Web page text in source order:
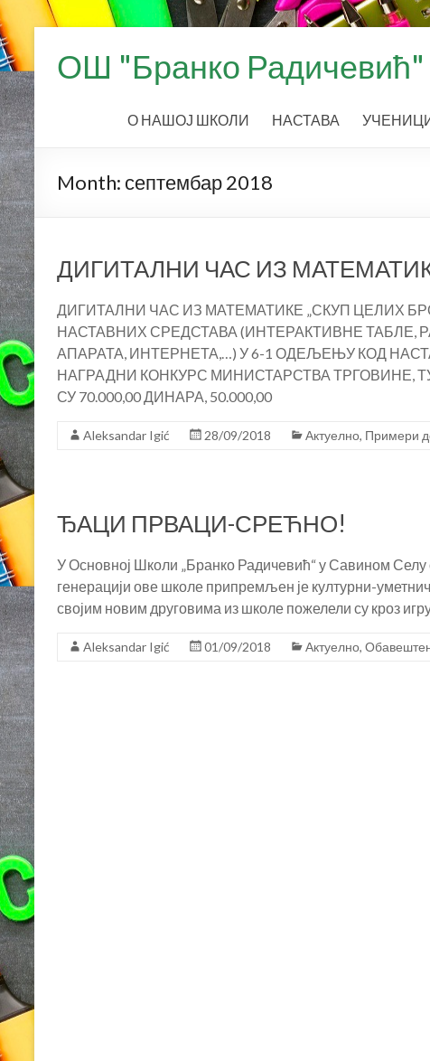
contentОШ "Бранко
О НАШОЈ ШКОЛИ НАСТАВА
Month: септембар 2018
ДИГИТАЛНИ ЧАС ИЗ
ДИГИТАЛНИ ЧАС ИЗ МАТЕМАТИКЕ „СКУП ЦЕЛИХ
НАСТАВНИХ СРЕДСТАВА (ИНТЕРАКТИВНЕ ТАБЛЕ,
АПАРАТА, ИНТЕРНЕТА,…) У 6-1 ОДЕЉЕЊУ КОД
НАГРАДНИ КОНКУРС МИНИСТАРСТВА ТРГОВИНЕ,
СУ 70.000,00 ДИНАРА, 50.000,00
Aleksandar Igić 28/09/2018 Актуелно, Примери
ЂАЦИ ПРВАЦИ-СРЕЋНО!
У Основној Школи „Бранко Радичевић“ у Савином Селу
генерацији ове школе припремљен је културни-
својим новим друговима из школе пожелели су кроз
Aleksandar Igić 01/09/2018 Актуелно,